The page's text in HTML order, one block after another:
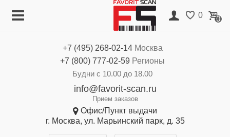
0 0
+7 (495) 268-02-14 Москва
+7 (800) 777-02-59 Регионы
Будни с 10.00 до 18.00
info@favorit-scan.ru
Прием заказов
Офис/Пункт выдачи
г. Москва, ул. Марьинский парк, д. 35
Корзина